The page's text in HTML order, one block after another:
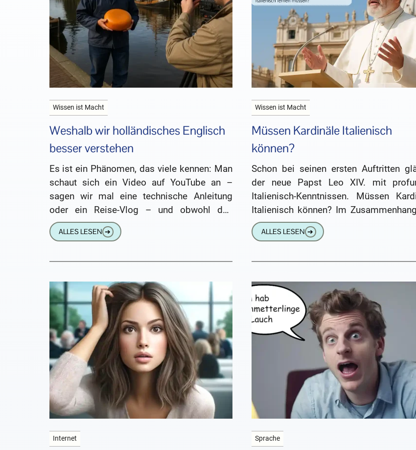
Wissen ist Macht
Weshalb wir holländisches Englisch
besser verstehen
Es ist ein Phänomen, das viele kennen: Man
schaut sich ein Video auf YouTube an –
sagen wir mal eine technische Anleitung
oder ein Reise-Vlog – und obwohl das
Ganze
ALLES LESEN ➔
Wissen ist Macht
Müssen Kardinäle Italienisch
können?
Schon bei seinen ersten Auftritten
der neue Papst Leo XIV. mit
Italienisch-Kenntnissen. Müssen
Italienisch können? Im
dem Konklave und der Wahl des
Papstes Leo
ALLES LESEN ➔
Internet Sprache